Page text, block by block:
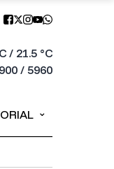
/ 21.5°C
/ 5960
⌄